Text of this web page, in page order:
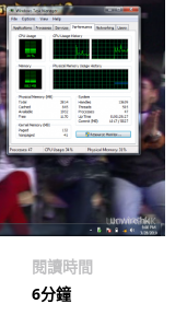
閱讀時間
6分鐘